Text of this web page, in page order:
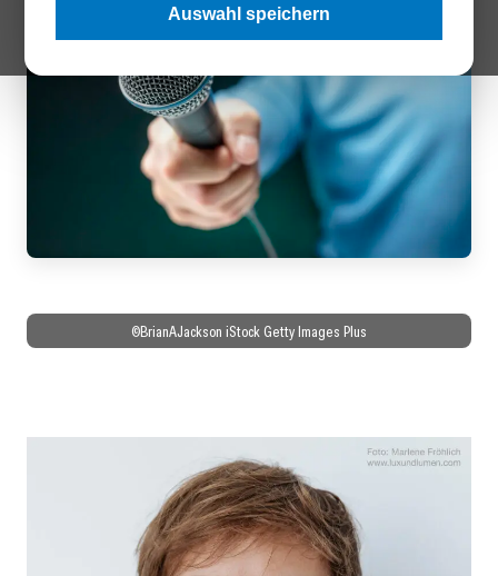
Auswahl speichern
©BrianAJackson iStock Getty Images Plus